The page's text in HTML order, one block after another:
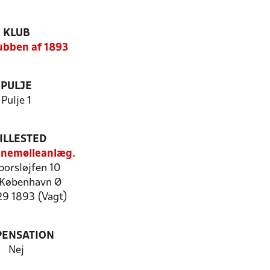
KLUB
af 1893
PULJE
Pulje 1
10
Ø
1893 (Vagt)
Nej